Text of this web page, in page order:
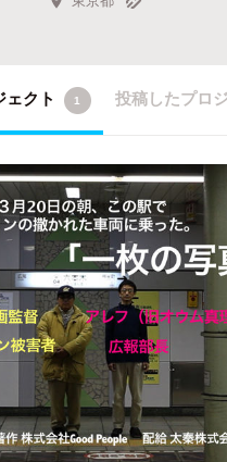
クト 1 投稿したプロ